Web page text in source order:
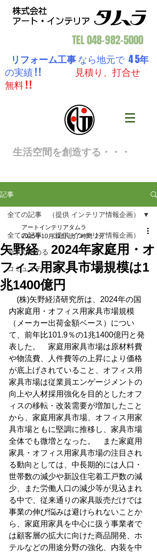
TEL048-982-5000
リフォーム工事なら地元で 4 5年
の実績 ! !
見積り、打合せ
無料 ! !
生活空間を創造する・・・
記事
全ての記事 （提供 インテリア情報企画）
今すぐ始める
コミュニティ
全ての記事 （提供 インテリア情報企画）
矢野経 2024年家庭用・オ
フィス用家具市場規模は1
兆1400億円
アートインテリアタムラ
2025年10月31日 読了時間: 2分
(株)矢野経済研究所は、2024年の国
内家庭用・オフィス用家具市場規模
（メーカー出荷金額ベース）につい
て、前年比101.9％の1兆1400億円と発
表した。　家庭用家具市場は原材料費
や物流費、人件費等の上昇により価格
が底上げされていること、オフィス用
家具市場は従業員エンゲージメントの
向上や人材採用強化を目的としたオフ
ィスの移転・改装需要が増加したこと
から、家庭用家具市場、オフィス用家
具市場ともに堅調に推移し、家具市場
全体でも微増となった。　また家庭用
家具・オフィス用家具市場の注目され
る動向としては、中長期的には人口・
世帯数の減少や新設住宅着工戸数の減
少、また労働人口の減少等が見込まれ
る中で、従来通りの家具販売だけでは
事業の伸び悩みは避けられないことか
ら、家庭用家具を中心に扱う事業者で
は顧客層の拡大に向けた商品開発、ホ
テルなどの用途分野の強化、内装を中